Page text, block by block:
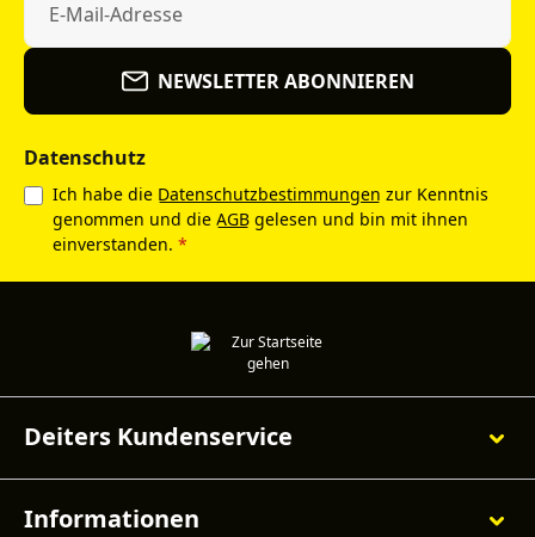
NEWSLETTER ABONNIEREN
Datenschutz
Ich habe die Datenschutzbestimmungen zur Kenntnis
genommen und die AGB gelesen und bin mit ihnen
einverstanden. *
Deiters Kundenservice
Informationen